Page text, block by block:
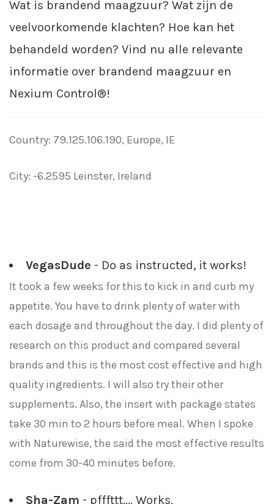
Wat is brandend maagzuur? Wat zijn de
veelvoorkomende klachten? Hoe kan het
behandeld worden? Vind nu alle relevante
informatie over brandend maagzuur en
Nexium Control®!
Country: 79.125.106.190, Europe, IE
City: -6.2595 Leinster, Ireland
VegasDude - Do as instructed, it works!
It took a few weeks for this to kick in and curb my
appetite. You have to drink plenty of water with
each dosage and throughout the day. I did plenty of
research on this product and compared several
brands and this is the most cost effective and high
quality ingredients. I will also try their other
supplements. Also, the insert with package states
take 30 min to 2 hours before meal. When I spoke
with Naturewise, the said the most effective results
come from 30-40 minutes before.
Sha-Zam - pfffttt.... Works.